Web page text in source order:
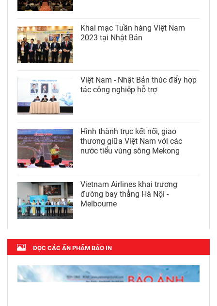
Khai mạc Tuần hàng Việt Nam
2023 tại Nhật Bản
Việt Nam - Nhật Bản thúc đẩy hợp
tác công nghiệp hỗ trợ
Hình thành trục kết nối, giao
thương giữa Việt Nam với các
nước tiểu vùng sông Mekong
Vietnam Airlines khai trương
đường bay thẳng Hà Nội -
Melbourne
ĐỌC CÁC ẤN PHẨM BÁO IN